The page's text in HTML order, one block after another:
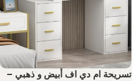
تسريحة ام دي اف أبيض و ذهبي –